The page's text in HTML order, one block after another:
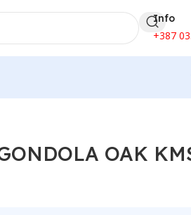
Info
+387
OAK